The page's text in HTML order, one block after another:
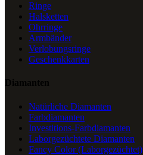
Ringe
Halsketten
Ohrringe
Armbänder
Verlobungsringe
Geschenkkarten
Diamanten
Natürliche Diamanten
Farbdiamanten
Investitions-Farbdiamanten
Laborgezüchtete Diamanten
Fancy Color (Laborgezüchtet)